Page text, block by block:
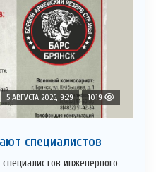
5 АВГУСТА 2026, 9:29 1019
cпециaлистoв
инженерного